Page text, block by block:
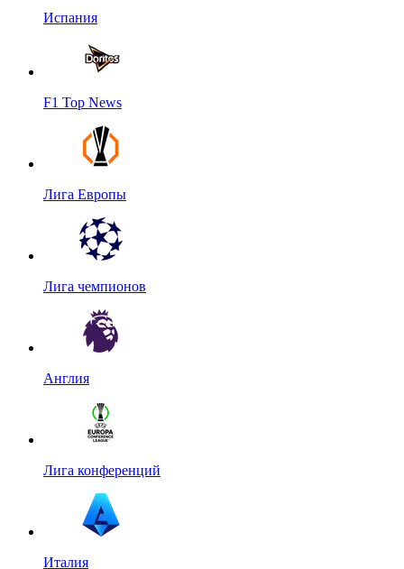
Испания
F1 Top News
Лига Европы
Лига чемпионов
Англия
Лига конференций
Италия